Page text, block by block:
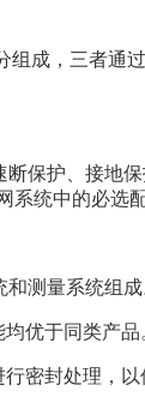
组成，三者通
保护、接地
统中的必选配
测量系统组成
优于同类产品
密封处理，